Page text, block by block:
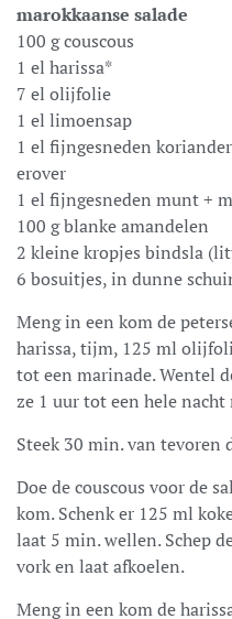
marokkaanse salade
100 g couscous
1 el harissa*
7 el olijfolie
1 el limoensap
1 el fijngesneden
erover
1 el fijngesneden munt +
100 g blanke amandelen
2 kleine kropjes bindsla
6 bosuitjes, in dunne
Meng in een kom de
harissa, tijm, 125 ml
tot een marinade. Wentel
ze 1 uur tot een hele
Steek 30 min. van tevoren
Doe de couscous voor de
kom. Schenk er 125 ml
laat 5 min. wellen. Schep
vork en laat afkoelen.
Meng in een kom de